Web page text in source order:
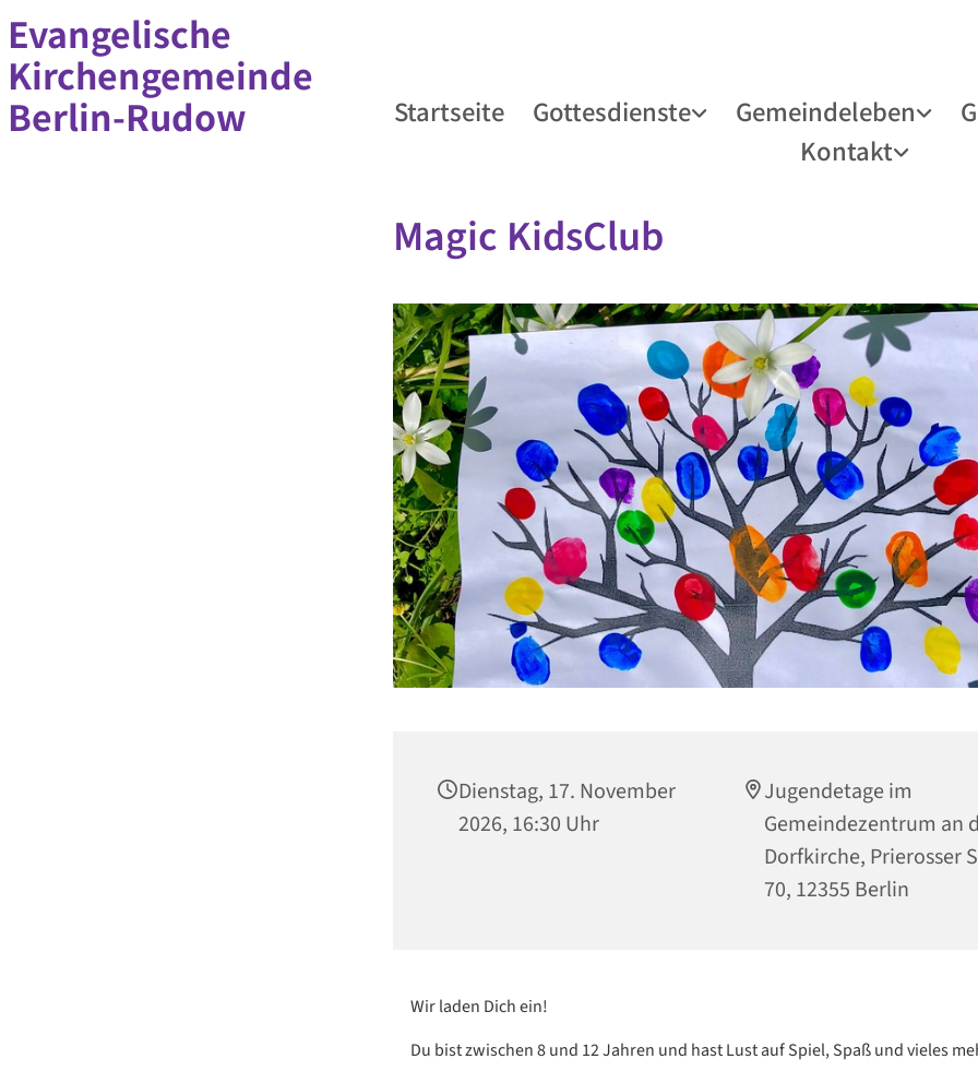
Evangelische
Kirchengemeinde
Berlin-Rudow
Startseite Gottesdienste Gemeindeleben
Kontakt
Magic KidsClub
Dienstag, 17. November
2026, 16:30 Uhr
Jugendetage im
Gemeindezentrum an
Dorfkirche, Prierosser
70, 12355 Berlin
Wir laden Dich ein!
Du bist zwischen 8 und 12 Jahren und hast Lust auf Spiel, Spaß und vieles